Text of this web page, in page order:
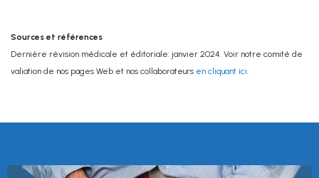
Sources et références
Dernière révision médicale et éditoriale: janvier 2024. Voir notre comité de
valiation de nos pages Web et nos collaborateurs en cliquant ici.